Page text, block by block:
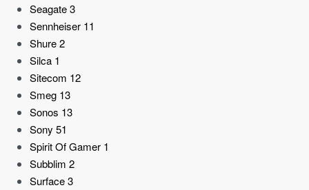
Seagate3
Sennheiser 11
Shure2
Silca 1
Sitecom 12
Smeg 13
Sonos 13
Sony 51
Spirit Of Gamer 1
Subblim 2
Surface3